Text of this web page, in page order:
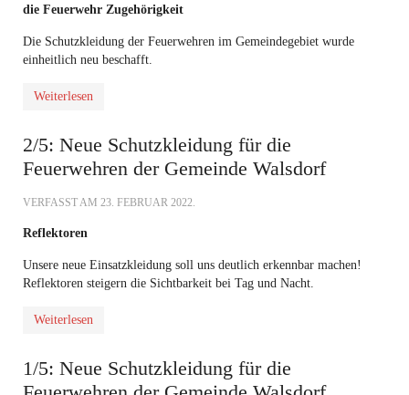
die Feuerwehr Zugehörigkeit
Die Schutzkleidung der Feuerwehren im Gemeindegebiet wurde
einheitlich neu beschafft.
Weiterlesen
2/5: Neue Schutzkleidung für die
Feuerwehren der Gemeinde Walsdorf
VERFASST AM 23. FEBRUAR 2022.
Reflektoren
Unsere neue Einsatzkleidung soll uns deutlich erkennbar machen!
Reflektoren steigern die Sichtbarkeit bei Tag und Nacht.
Weiterlesen
1/5: Neue Schutzkleidung für die